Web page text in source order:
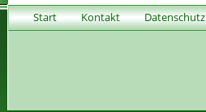
Start Kontakt Datenschutz